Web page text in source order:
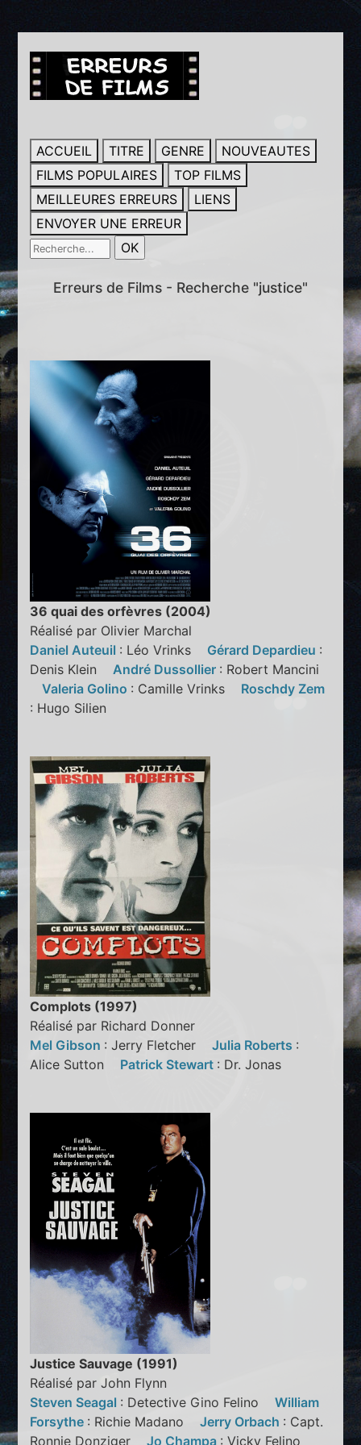
ACCUEIL TITRE GENRE
NOUVEAUTES
FILMS POPULAIRES
TOP FILMS
MEILLEURES ERREURS
LIENS
ENVOYER UNE ERREUR
Erreurs de Films - Recherche "justice"
36 quai des orfèvres (2004)
Réalisé par Olivier Marchal
Daniel Auteuil : Léo Vrinks Gérard Depardieu :
Denis Klein André Dussollier : Robert Mancini
Valeria Golino : Camille Vrinks Roschdy Zem
: Hugo Silien
Complots (1997)
Réalisé par Richard Donner
Mel Gibson : Jerry FletcherJulia Roberts :
Alice Sutton Patrick Stewart : Dr. Jonas
Justice Sauvage (1991)
Réalisé par John Flynn
Steven Seagal : Detective Gino FelinoWilliam
Forsythe : Richie MadanoJerry Orbach : Capt.
Ronnie DonzigerJo Champa : Vicky Felino